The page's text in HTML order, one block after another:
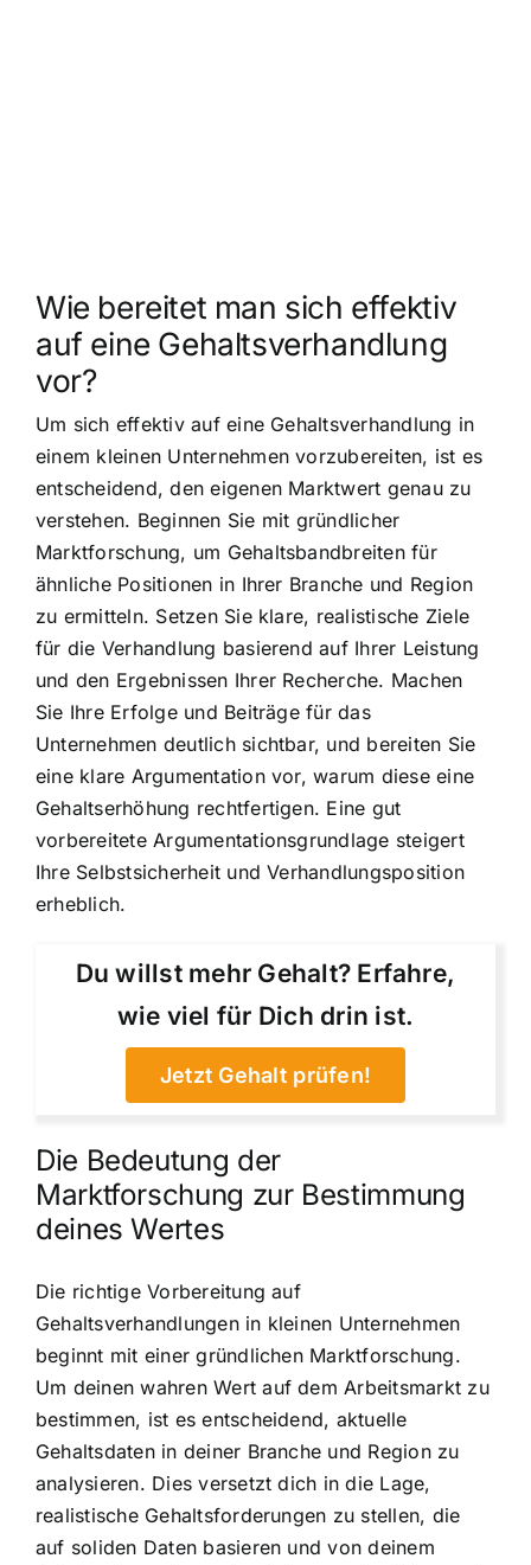
Wie bereitet man sich effektiv
auf eine Gehaltsverhandlung
vor?
Um sich effektiv auf eine Gehaltsverhandlung in
einem kleinen Unternehmen vorzubereiten, ist es
entscheidend, den eigenen Marktwert genau zu
verstehen. Beginnen Sie mit gründlicher
Marktforschung, um Gehaltsbandbreiten für
ähnliche Positionen in Ihrer Branche und Region
zu ermitteln. Setzen Sie klare, realistische Ziele
für die Verhandlung basierend auf Ihrer Leistung
und den Ergebnissen Ihrer Recherche. Machen
Sie Ihre Erfolge und Beiträge für das
Unternehmen deutlich sichtbar, und bereiten Sie
eine klare Argumentation vor, warum diese eine
Gehaltserhöhung rechtfertigen. Eine gut
vorbereitete Argumentationsgrundlage steigert
Ihre Selbstsicherheit und Verhandlungsposition
erheblich.
Du willst mehr Gehalt? Erfahre,
wie viel für Dich drin ist.
Jetzt Gehalt prüfen!
Die Bedeutung der
Marktforschung zur Bestimmung
deines Wertes
Die richtige Vorbereitung auf
Gehaltsverhandlungen in kleinen Unternehmen
beginnt mit einer gründlichen Marktforschung.
Um deinen wahren Wert auf dem Arbeitsmarkt zu
bestimmen, ist es entscheidend, aktuelle
Gehaltsdaten in deiner Branche und Region zu
analysieren. Dies versetzt dich in die Lage,
realistische Gehaltsforderungen zu stellen, die
auf soliden Daten basieren und von deinem